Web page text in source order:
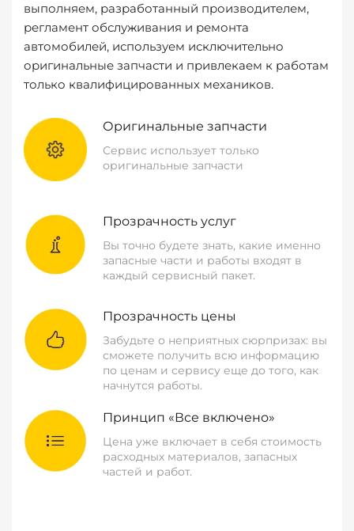
выполняем, разработанный производителем,
регламент обслуживания и ремонта
автомобилей, используем исключительно
оригинальные запчасти и привлекаем к работам
только квалифицированных механиков.
Оригинальные запчасти
Сервис использует только
оригинальные запчасти
Прозрачность услуг
Вы точно будете знать, какие именно
запасные части и работы входят в
каждый сервисный пакет.
Прозрачность цены
Забудьте о неприятных сюрпризах: вы
сможете получить всю информацию
по ценам и сервису еще до того, как
начнутся работы.
Принцип «Все включено»
Цена уже включает в себя стоимость
расходных материалов, запасных
частей и работ.